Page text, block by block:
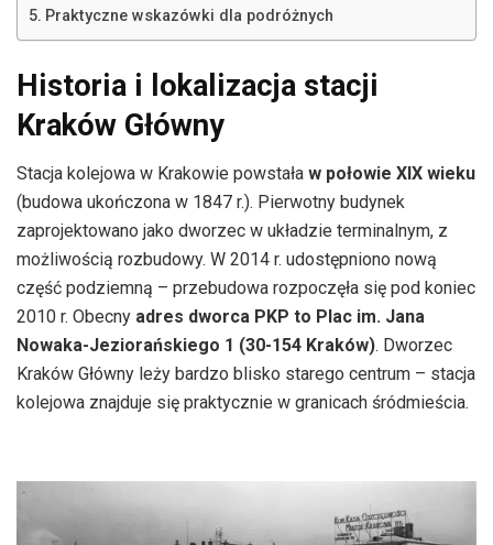
Praktyczne wskazówki dla podróżnych
Historia i lokalizacja stacji
Kraków Główny
Stacja kolejowa w Krakowie powstała w połowie XIX wieku
(budowa ukończona w 1847 r.). Pierwotny budynek
zaprojektowano jako dworzec w układzie terminalnym, z
możliwością rozbudowy. W 2014 r. udostępniono nową
część podziemną – przebudowa rozpoczęła się pod koniec
2010 r. Obecny adres dworca PKP to Plac im. Jana
Nowaka-Jeziorańskiego 1 (30-154 Kraków). Dworzec
Kraków Główny leży bardzo blisko starego centrum – stacja
kolejowa znajduje się praktycznie w granicach śródmieścia.